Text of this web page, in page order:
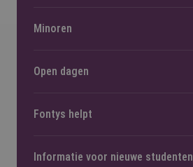
Minoren
Open dagen
Fontys helpt
Informatie voor nieuwe studenten